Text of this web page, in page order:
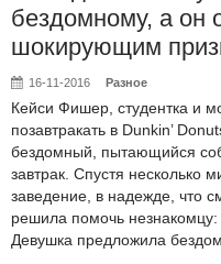
бездомному, а он
шокирующим
16-11-2016 Разное
Кейси Фишер, студентка и
позавтракать в Dunkin’
бездомный, пытающийся
завтрак. Спустя несколько
заведение, в надежде, что
решила помочь
Девушка предложила